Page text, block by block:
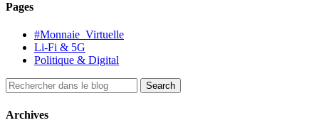
Pages
#Monnaie_Virtuelle
Li-Fi & 5G
Politique & Digital
Archives